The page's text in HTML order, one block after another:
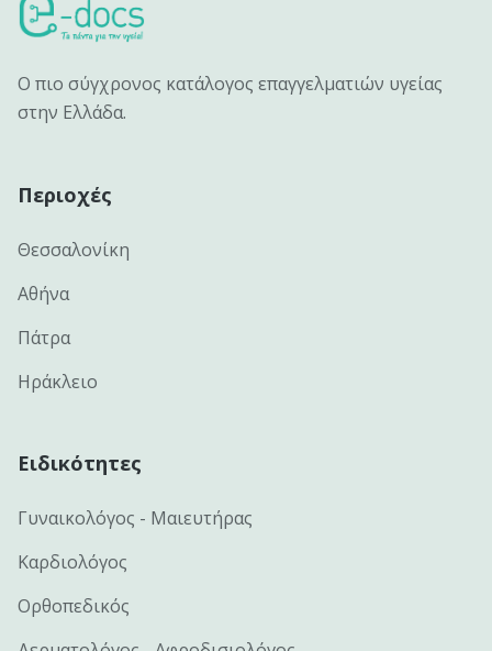
Ο πιο σύγχρονος κατάλογος επαγγελματιών υγείας
στην Ελλάδα.
Περιοχές
Θεσσαλονίκη
Αθήνα
Πάτρα
Ηράκλειο
Ειδικότητες
Γυναικολόγος - Μαιευτήρας
Καρδιολόγος
Ορθοπεδικός